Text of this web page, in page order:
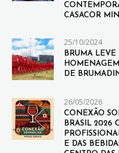
CASACOR
25/10/2024
BRUMA LEVE
DE
26/05/2026
CONEXÃO
BRASIL 2026
E DAS